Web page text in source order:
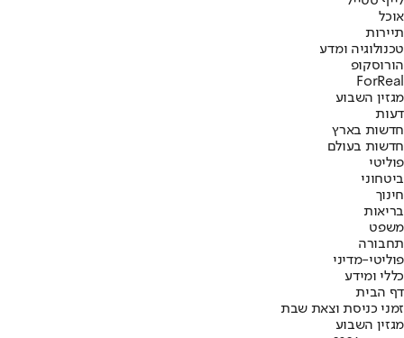
אוכל
תיירות
טכנולוגיה ומדע
הורוסקופ
ForReal
מגזין השבוע
דעות
חדשות בארץ
חדשות בעולם
פוליטי
ביטחוני
חינוך
בריאות
משפט
תחבורה
פוליטי-מדיני
כללי ומידע
דף הבית
זמני כניסת וצאת שבת
מגזין השבוע